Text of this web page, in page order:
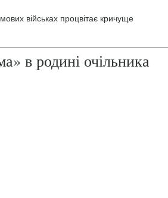
військах процвітає кричуще
в родині очільника